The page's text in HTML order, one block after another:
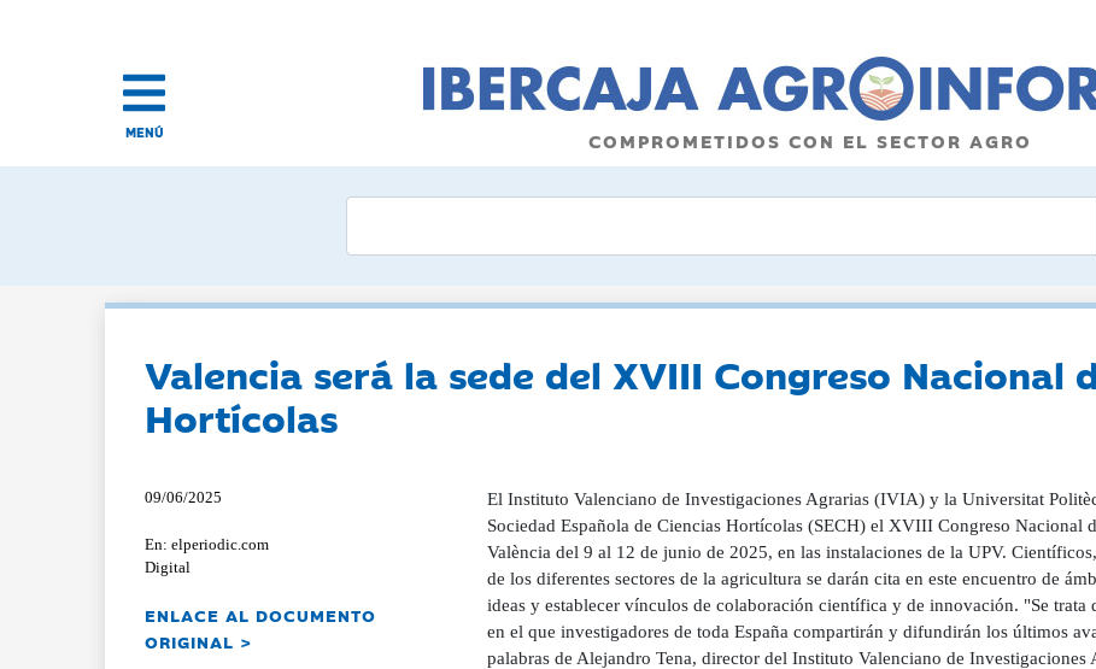
MENÚ COMPROMETIDOS CON EL SECTOR AGRO
Valencia será la sede del XVIII Congreso Nacional
Hortícolas
09/06/2025
En: elperiodic.com
Digital
ENLACE AL DOCUMENTO
ORIGINAL >
El Instituto Valenciano de Investigaciones Agrarias (IVIA) y la Universitat
Sociedad Española de Ciencias Hortícolas (SECH) el XVIII Congreso Nacional
València del 9 al 12 de junio de 2025, en las instalaciones de la UPV.
de los diferentes sectores de la agricultura se darán cita en este encuentro de
ideas y establecer vínculos de colaboración científica y de innovación. "Se trata
en el que investigadores de toda España compartirán y difundirán los últimos
palabras de Alejandro Tena, director del Instituto Valenciano de